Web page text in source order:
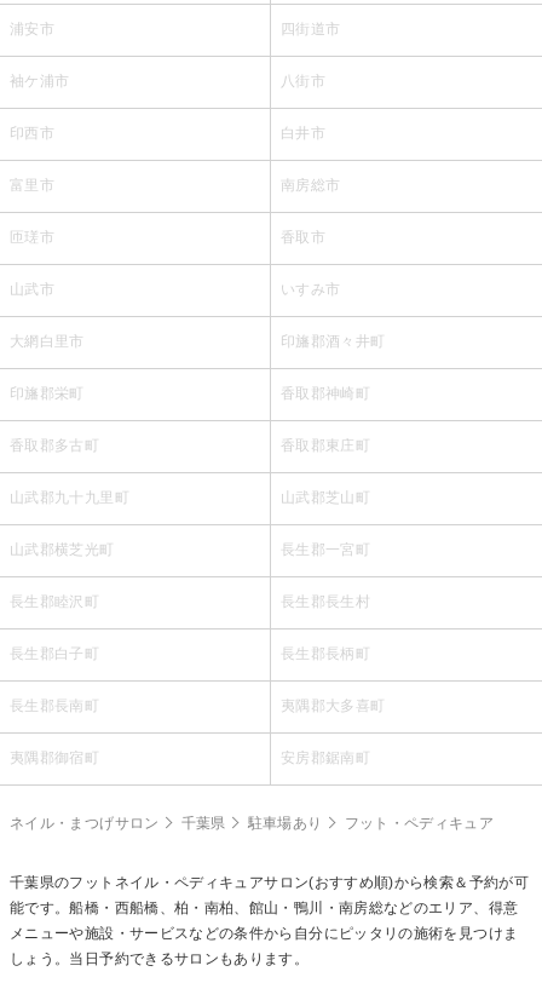
浦安市 四街道市
袖ケ浦市 八街市
印西市 白井市
富里市 南房総市
匝瑳市 香取市
山武市 いすみ市
大網白里市 印旛郡酒々井町
印旛郡栄町 香取郡神崎町
香取郡多古町 香取郡東庄町
山武郡九十九里町 山武郡芝山町
山武郡横芝光町 長生郡一宮町
長生郡睦沢町 長生郡長生村
長生郡白子町 長生郡長柄町
長生郡長南町 夷隅郡大多喜町
夷隅郡御宿町 安房郡鋸南町
ネイル・まつげサロン 千葉県 駐車場あり フット・ペディキュア
千葉県のフットネイル・ペディキュアサロン(おすすめ順)から検索＆予約が可
能です。船橋・西船橋、柏・南柏、館山・鴨川・南房総などのエリア、得意
メニューや施設・サービスなどの条件から自分にピッタリの施術を見つけま
しょう。当日予約できるサロンもあります。